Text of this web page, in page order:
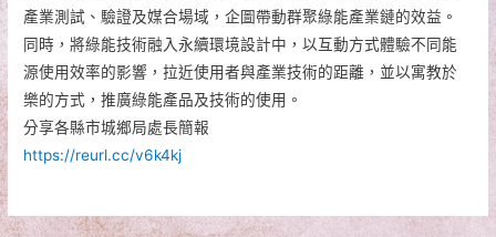
產業測試、驗證及媒合場域，企圖帶動群聚綠能產業鏈的效益。
同時，將綠能技術融入永續環境設計中，以互動方式體驗不同能
源使用效率的影響，拉近使用者與產業技術的距離，並以寓教於
樂的方式，推廣綠能產品及技術的使用。
分享各縣市城鄉局處長簡報
https://reurl.cc/v6k4kj